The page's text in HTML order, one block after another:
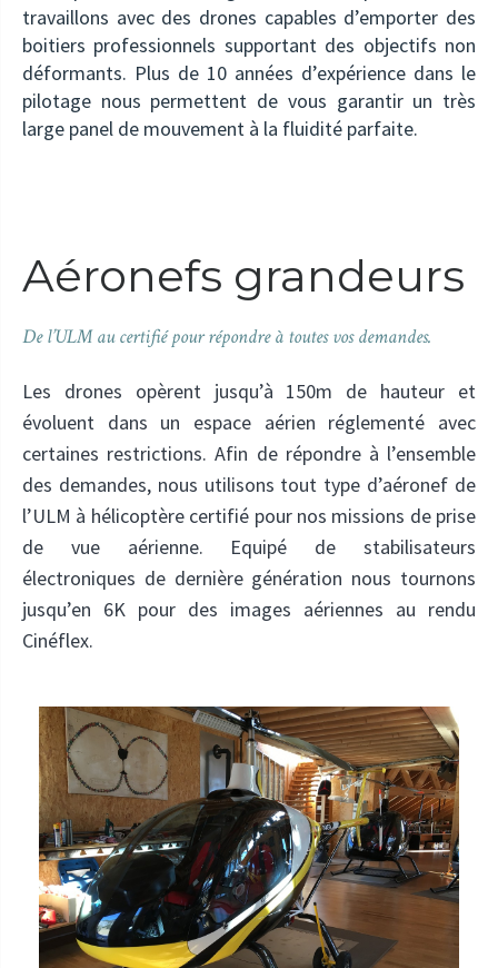
travaillons avec des drones capables d’emporter des
boitiers professionnels supportant des objectifs non
déformants. Plus de 10 années d’expérience dans le
pilotage nous permettent de vous garantir un très
large panel de mouvement à la fluidité parfaite.
Aéronefs grandeurs
De l’ULM au certifié pour répondre à toutes vos demandes.
Les drones opèrent jusqu’à 150m de hauteur et
évoluent dans un espace aérien réglementé avec
certaines restrictions. Afin de répondre à l’ensemble
des demandes, nous utilisons tout type d’aéronef de
l’ULM à hélicoptère certifié pour nos missions de prise
de vue aérienne. Equipé de stabilisateurs
électroniques de dernière génération nous tournons
jusqu’en 6K pour des images aériennes au rendu
Cinéflex.